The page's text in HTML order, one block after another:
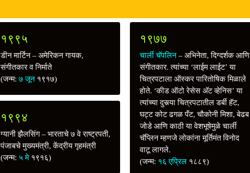
१९९५
डीन मार्टिन – अमेरिकन गायक,
संगीतकार व निर्माते
(जन्म: ७ जून१९१७)
१९९४
ग्यानी झैलसिंग – भारताचे ७ वे राष्ट्रपती,
पंजाबचे मुख्यमंत्री, केंद्रीय गृहमंत्री
(जन्म: ५ मे१९१६)
१९७७
चार्ली चॅपलिन– अभिनेता, दिग्दर्शक आणि
संगीतकार. त्यांच्या ‘लाईम लाईट’ या
चित्रपटाला ऑस्कर पारितोषिक मिळाले
होते. ‘कीड ऑटो रेसेस अ‍ॅट व्हेनिस’ या
त्यांच्या दुसर्‍या चित्रपटातील डर्बी हॅट,
घट्ट कोट ढगळ पँट, चौकोनी मिशा, बेढब
जोडे आणि काठी या वेशभूषेमुळे चार्ली
चॅप्लिन म्हणजे लोकांना मूर्तिमंत विनोद
वाटू लागले.
(जन्म: १६ एप्रिल १८८९)